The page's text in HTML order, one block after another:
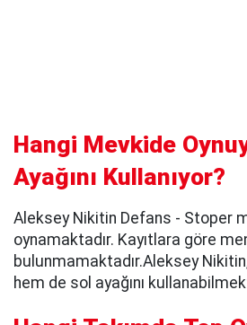
Hangi Mevkide
Ayağını Kullanıyor?
Aleksey Nikitin Defans - Stoper
oynamaktadır. Kayıtlara göre
bulunmamaktadır.Aleksey
hem de sol ayağını